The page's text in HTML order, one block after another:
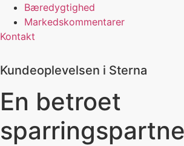
Bæredygtighed
Markedskommentarer
Kontakt
Kundeoplevelsen i Sterna
En betroet